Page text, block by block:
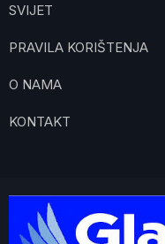
SVIJET
PRAVILA KORIŠTENJA
O NAMA
KONTAKT